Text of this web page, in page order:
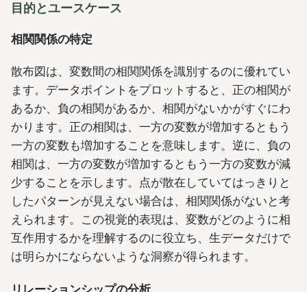
目的とユースケース
相関関係の特定
散布図は、変数間の相関関係を識別するのに優れてい
ます。データポイントをプロットすると、正の相関が
あるか、負の相関があるか、相関がないかがすぐにわ
かります。正の相関は、一方の変数が増加するともう
一方の変数も増加することを意味します。逆に、負の
相関は、一方の変数が増加するともう一方の変数が減
少することを示します。点が散在していてはっきりと
したパターンが見えない場合は、相関関係がないと考
えられます。この視覚的表現は、変数がどのように相
互作用するかを理解するのに役立ち、生データだけで
は明らかにならないような洞察が得られます。
リレーションシップの分析